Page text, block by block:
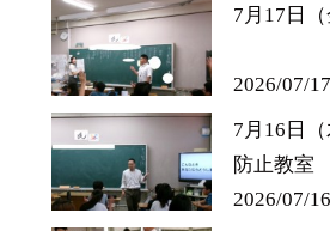
7月17日
2026/07/17
7月16日
防止教室
2026/07/16